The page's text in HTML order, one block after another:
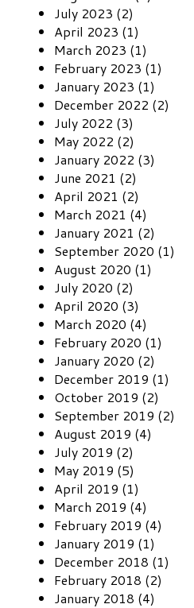
July 2023 (2)
April 2023 (1)
March 2023 (1)
February 2023 (1)
January 2023 (1)
December 2022 (2)
July 2022 (3)
May 2022 (2)
January 2022 (3)
June 2021 (2)
April 2021 (2)
March 2021 (4)
January 2021 (2)
September 2020 (1)
August 2020 (1)
July 2020 (2)
April 2020 (3)
March 2020 (4)
February 2020 (1)
January 2020 (2)
December 2019 (1)
October 2019 (2)
September 2019 (2)
August 2019 (4)
July 2019 (2)
May 2019 (5)
April 2019 (1)
March 2019 (4)
February 2019 (4)
January 2019 (1)
December 2018 (1)
February 2018 (2)
January 2018 (4)